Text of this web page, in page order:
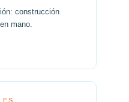
construcción
mano.